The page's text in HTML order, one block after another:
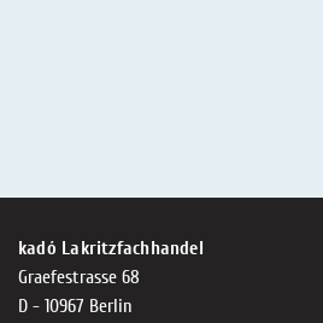
kadó Lakritzfachhandel
Graefestrasse 68
D - 10967 Berlin